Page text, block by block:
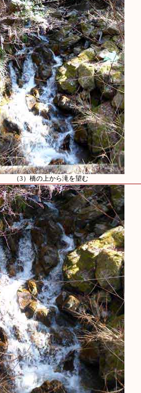
（3）橋の上から滝を望む